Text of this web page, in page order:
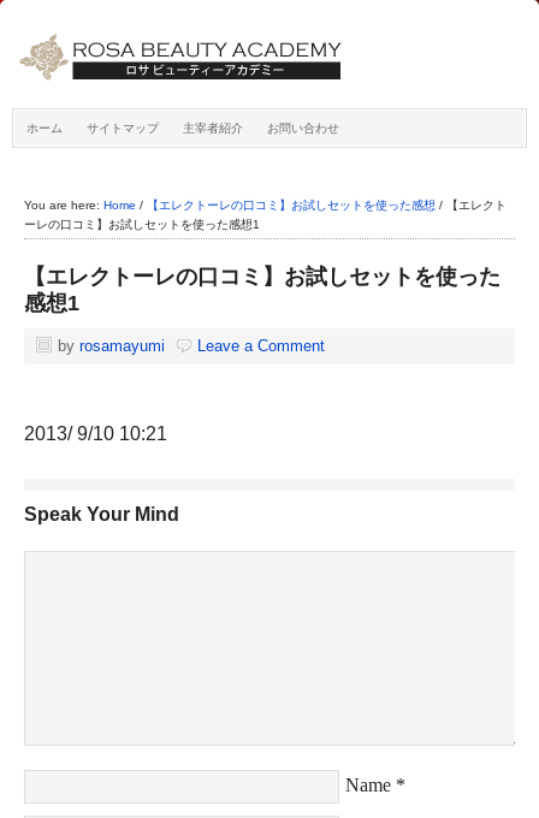
ホーム サイトマップ 主宰者紹介 お問い合わせ
You are here: Home / 【エレクトーレの口コミ】お試しセットを使った感想 / 【エレクト
ーレの口コミ】お試しセットを使った感想1
【エレクトーレの口コミ】お試しセットを使った
感想1
by rosamayumi Leave a Comment
2013/ 9/10 10:21
Speak Your Mind
Name *